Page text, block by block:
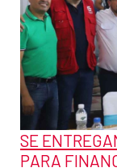
SE
PARA